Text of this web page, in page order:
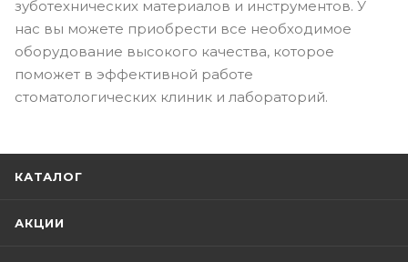
зуботехнических материалов и инструментов. У
нас вы можете приобрести все необходимое
оборудование высокого качества, которое
поможет в эффективной работе
стоматологических клиник и лабораторий.
КАТАЛОГ
АКЦИИ